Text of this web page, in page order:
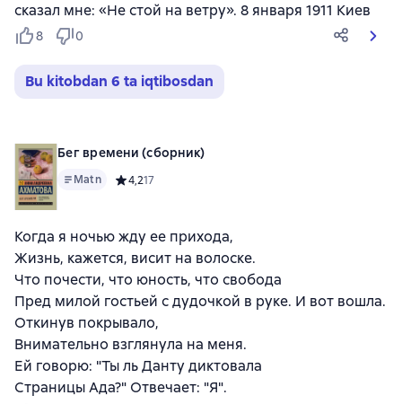
сказал мне: «Не стой на ветру». 8 января 1911 Киев
8 0
Bu kitobdan 6 ta iqtibosdan
Бег времени (сборник)
Matn Средний рейтинг 4,2 на основе 17 оценок
4,217
Когда я ночью жду ее прихода,
Жизнь, кажется, висит на волоске.
Что почести, что юность, что свобода
Пред милой гостьей с дудочкой в руке. И вот вошла.
Откинув покрывало,
Внимательно взглянула на меня.
Ей говорю: "Ты ль Данту диктовала
Страницы Ада?" Отвечает: "Я".